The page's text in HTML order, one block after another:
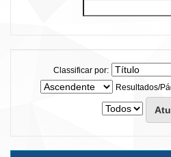
Classificar por:
Resultados/